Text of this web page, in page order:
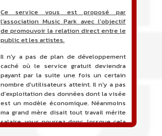
Ce service vous est proposé par
l'association Music Park avec l'objectif
de promouvoir la relation direct entre le
public et les artistes.
Il n'y a pas de plan de développement
caché où le service gratuit deviendra
payant par la suite une fois un certain
nombre d'utilisateurs atteint. Il n'y a pas
d'exploitation des données dont la visée
est un modèle économique. Néanmoins
ma grand mère disait tout travail mérite
salaire, vous pourrez donc, lorsque cela